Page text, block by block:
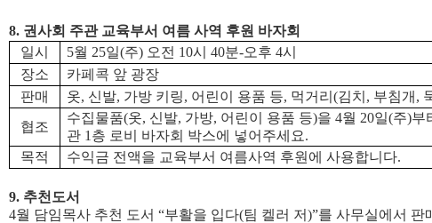
8. 권사회 주관 교육부서 여름 사역 후원 바자회
일시
5월 25일(주) 오전 10시 40분-오후 4시
장소
카페콕 앞 광장
판매
옷, 신발, 가방 키링, 어린이 용품 등, 먹거리 (김치 , 부침개 ,
협조
수집물품(옷, 신발, 가방, 어린이 용품 등)을 4월 20일(주)부
관 1 층 로비 바자회 박스에 넣어주세요.
목적
수익금 전액을 교육부서 여름사역 후원에 사용합니다.
9. 추천도서
4월 담임목사 추천 도서 “부활을 입다(팀 켈러 저)”를 사무실에서 판